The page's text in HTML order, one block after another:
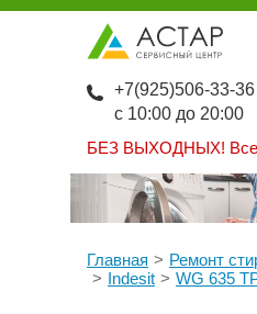
БЕЗ ВЫХОДНЫХ!
+7(925)506-33-36
с 10:00 до 20:00
Главная
Ремонт
Indesit
WG 635